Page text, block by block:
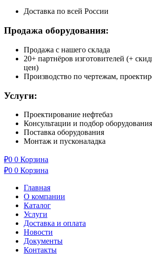
Доставка по всей России
Продажа оборудования:
Продажа с нашего склада
20+ партнёров изготовителей (+
цен)
Производство по чертежам,
Услуги:
Проектирование нефтебаз
Консультации и подбор оборудования
Поставка оборудования
Монтаж и пусконаладка
₽0 0 Корзина
₽0 0 Корзина
Главная
О компании
Каталог
Услуги
Доставка и оплата
Новости
Документы
Контакты